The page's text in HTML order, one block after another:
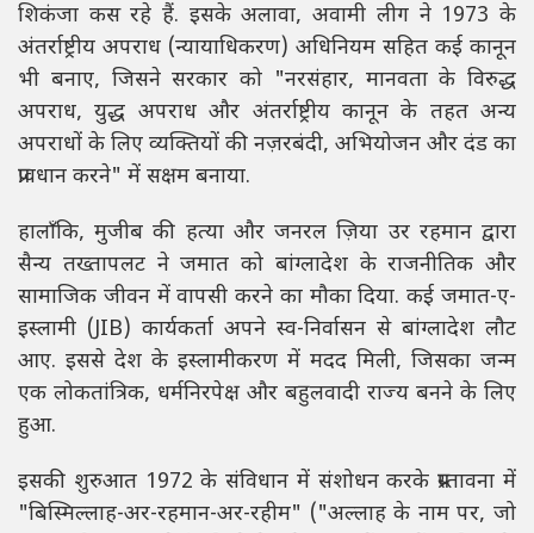
शिकंजा कस रहे हैं. इसके अलावा, अवामी लीग ने 1973 के
अंतर्राष्ट्रीय अपराध (न्यायाधिकरण) अधिनियम सहित कई कानून
भी बनाए, जिसने सरकार को "नरसंहार, मानवता के विरुद्ध
अपराध, युद्ध अपराध और अंतर्राष्ट्रीय कानून के तहत अन्य
अपराधों के लिए व्यक्तियों की नज़रबंदी, अभियोजन और दंड का
प्रावधान करने" में सक्षम बनाया.
हालाँकि, मुजीब की हत्या और जनरल ज़िया उर रहमान द्वारा
सैन्य तख्तापलट ने जमात को बांग्लादेश के राजनीतिक और
सामाजिक जीवन में वापसी करने का मौका दिया. कई जमात-ए-
इस्लामी (JIB) कार्यकर्ता अपने स्व-निर्वासन से बांग्लादेश लौट
आए. इससे देश के इस्लामीकरण में मदद मिली, जिसका जन्म
एक लोकतांत्रिक, धर्मनिरपेक्ष और बहुलवादी राज्य बनने के लिए
हुआ.
इसकी शुरुआत 1972 के संविधान में संशोधन करके प्रस्तावना में
"बिस्मिल्लाह-अर-रहमान-अर-रहीम" ("अल्लाह के नाम पर, जो